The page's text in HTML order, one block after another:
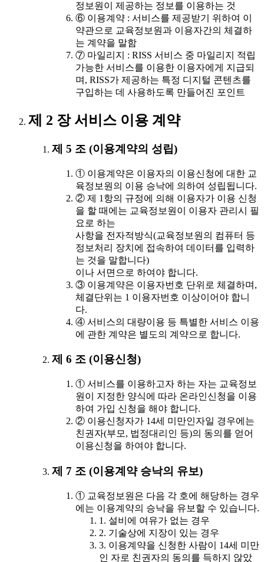
정보원이 제공하는 정보를 이용하는 것
⑥ 이용계약 : 서비스를 제공받기 위하여 이
약관으로 교육정보원과 이용자간의 체결하
는 계약을 말함
⑦ 마일리지 : RISS 서비스 중 마일리지 적립
가능한 서비스를 이용한 이용자에게 지급되
며, RISS가 제공하는 특정 디지털 콘텐츠를
구입하는 데 사용하도록 만들어진 포인트
제 2 장 서비스 이용 계약
제 5 조 (이용계약의 성립)
① 이용계약은 이용자의 이용신청에 대한 교
육정보원의 이용 승낙에 의하여 성립됩니다.
② 제 1항의 규정에 의해 이용자가 이용 신청
을 할 때에는 교육정보원이 이용자 관리시 필
요로 하는
사항을 전자적방식(교육정보원의 컴퓨터 등
정보처리 장치에 접속하여 데이터를 입력하
는 것을 말합니다)
이나 서면으로 하여야 합니다.
③ 이용계약은 이용자번호 단위로 체결하며,
체결단위는 1 이용자번호 이상이어야 합니
다.
④ 서비스의 대량이용 등 특별한 서비스 이용
에 관한 계약은 별도의 계약으로 합니다.
제 6 조 (이용신청)
① 서비스를 이용하고자 하는 자는 교육정보
원이 지정한 양식에 따라 온라인신청을 이용
하여 가입 신청을 해야 합니다.
② 이용신청자가 14세 미만인자일 경우에는
친권자(부모, 법정대리인 등)의 동의를 얻어
이용신청을 하여야 합니다.
제 7 조 (이용계약 승낙의 유보)
① 교육정보원은 다음 각 호에 해당하는 경우
에는 이용계약의 승낙을 유보할 수 있습니다.
1. 설비에 여유가 없는 경우
2. 기술상에 지장이 있는 경우
3. 이용계약을 신청한 사람이 14세 미만
인 자로 친권자의 동의를 득하지 않았